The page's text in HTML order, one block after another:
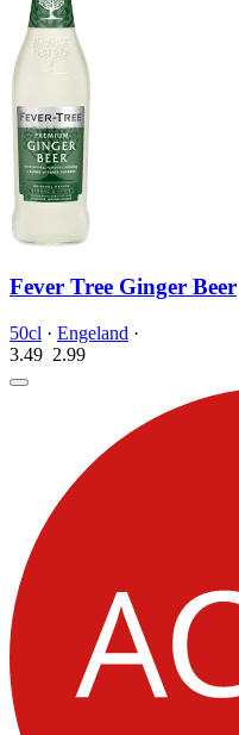
Fever Tree Ginger Beer
50cl · Engeland ·
3.49 2.99